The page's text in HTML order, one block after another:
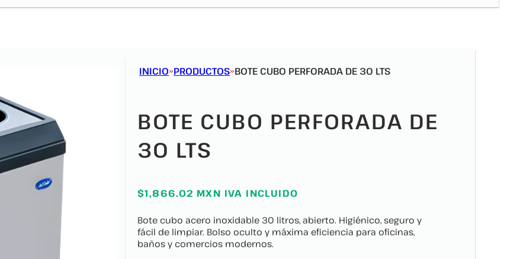
INICIO PRODUCTOS BOTE CUBO PERFORADA DE 30 LTS
BOTE CUBO PERFORADA DE
30 LTS
$1,866.02 MXN IVA INCLUIDO
Bote cubo acero inoxidable 30 litros, abierto. Higiénico, seguro y
fácil de limpiar. Bolso oculto y máxima eficiencia para oficinas,
baños y comercios modernos.